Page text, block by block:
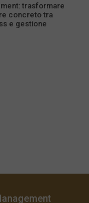
trasformare
concreto tra
e gestione